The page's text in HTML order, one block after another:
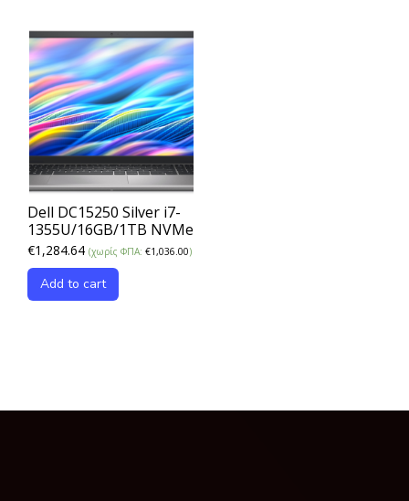
Dell DC15250 Silver i7-
1355U/16GB/1TB NVMe
€1,284.64 (χωρίς ΦΠΑ: €1,036.00)
Add to cart